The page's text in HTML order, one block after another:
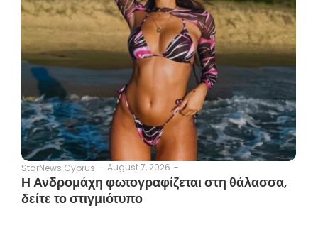
StarNews Cyprus - August 7, 2026 -
Η Ανδρομάχη φωτογραφίζεται στη θάλασσα,
δείτε το στιγμιότυπο